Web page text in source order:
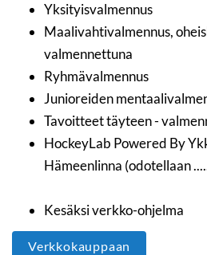
Yksityisvalmennus
Maalivahtivalmennus,
valmennettuna
Ryhmävalmennus
Junioreiden
Tavoitteet täyteen -
HockeyLab Powered By
Hämeenlinna (odotellaan
Kesäksi verkko-ohjelma
Verkkokauppaan